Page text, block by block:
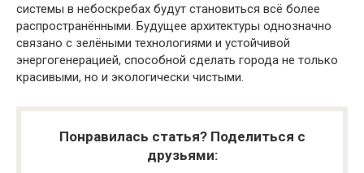
системы в небоскребах будут становиться всё более
распространёнными. Будущее архитектуры однозначно
связано с зелёными технологиями и устойчивой
энергогенерацией, способной сделать города не только
красивыми, но и экологически чистыми.
Понравилась статья? Поделиться с
друзьями: